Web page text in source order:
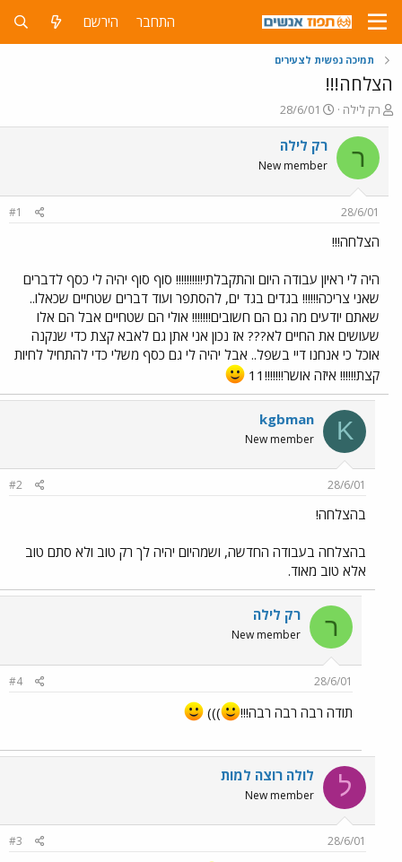
התחבר הירשם
תמיכה נפשית לצעירים
הצלחה!!!
פ
ו
ת
ח
ה
ש
א
רק לילה
פ
ו
ר
ס
ם
28/6/01
ר רק לילה
New member
28/6/01
#1
הצלחה!!!
היה לי ראיון עבודה היום והתקבלתי!!!!!!!!!! סוף סוף יהיה לי כסף לדברים
שאני צריכה!!!!!! בגדים בגד ים, להסתפר ועוד דברים שטחיים שכאלו..
שאתם יודעים מה גם הם חשובים!!!!!!! אולי הם שטחיים אבל הם אלו
שעושים את החיים לא??? אז נכון אני אתן גם לאבא קצת כדי שנקנה
אוכל כי אנחנו דיי בשפל.. אבל יהיה לי גם כסף משלי כדי להתחיל לחיות
קצת!!!!!! איזה אושר!!!!!!!11
K
kgbman
New member
28/6/01
#2
בהצלחה!
בהצלחה בעבודה החדשה, ושמהיום יהיה לך רק טוב ולא סתם טוב
אלא טוב מאוד.
ר רק לילה
New member
28/6/01
#4
תודה רבה רבה רבה!!! )))
ל לולה רוצה למות
New member
28/6/01
#3